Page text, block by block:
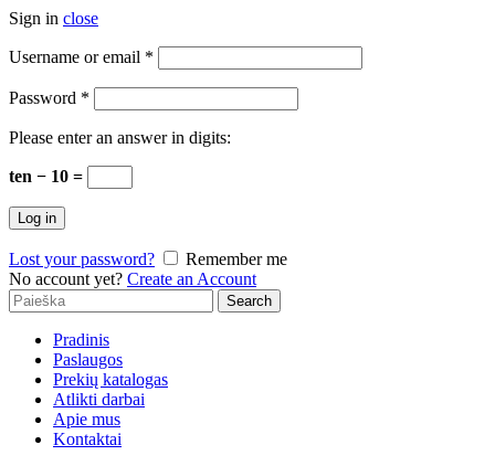
Sign in close
Username or email *
Password *
Please enter an answer in digits:
ten − 10 =
Log in
Lost your password?
Remember me
No account yet? Create an Account
Search
for:
Search
Pradinis
Paslaugos
Prekių katalogas
Atlikti darbai
Apie mus
Kontaktai